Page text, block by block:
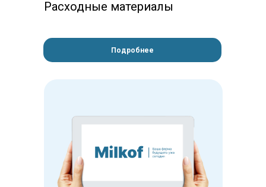
Расходные материалы
Подробнее